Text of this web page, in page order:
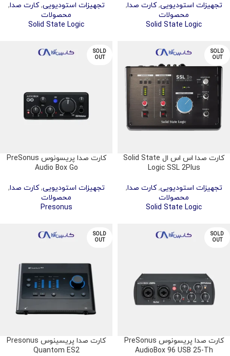
تجهیزات استودیویی,کارت صدا,
محصولات
Solid State Logic
تجهیزات استودیویی,کارت صدا,
محصولات
Solid State Logic
SOLD
OUT
کارت صدا اس اس ال Solid State
Logic SSL 2Plus
تجهیزات استودیویی,کارت صدا,
محصولات
Solid State Logic
SOLD
OUT
کارت صدا پریسونوس PreSonus
Audio Box Go
تجهیزات استودیویی,کارت صدا,
محصولات
Presonus
SOLD
OUT
کارت صدا پریسونوس PreSonus
AudioBox 96 USB 25-Th
SOLD
OUT
کارت صدا پریسینوس Presonus
Quantom ES2